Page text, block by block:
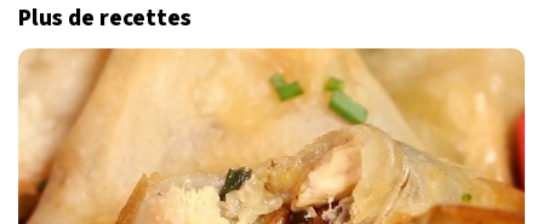
Plus de recettes